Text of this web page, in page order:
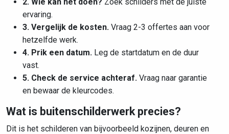
ervaring.
3. Vergelijk de kosten. Vraag 2-3 offertes aan voor
hetzelfde werk.
4. Prik een datum. Leg de startdatum en de duur
vast.
5. Check de service achteraf. Vraag naar garantie
en bewaar de kleurcodes.
Wat is buitenschilderwerk precies?
Dit is het schilderen van bijvoorbeeld kozijnen, deuren en